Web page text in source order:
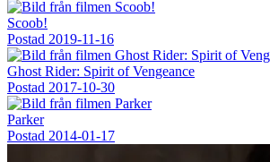
Scoob!
Postad 2019-11-16
Ghost Rider: Spirit of Vengeance
Postad 2017-10-30
Parker
Postad 2014-01-17